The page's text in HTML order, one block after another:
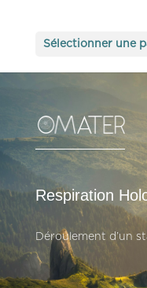
Sélectionner une
Respiration
Déroulement d’un